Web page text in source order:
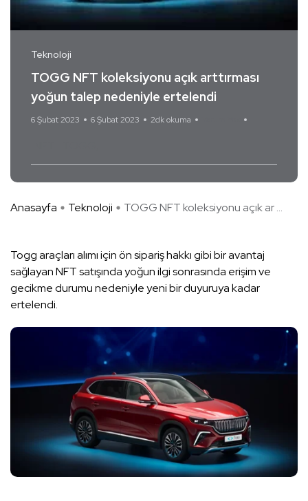
Teknoloji
TOGG NFT koleksiyonu açık arttırması
yoğun talep nedeniyle ertelendi
6 Şubat 2023 6 Şubat 2023 2dk okuma
Anasayfa Teknoloji TOGG NFT koleksiyonu açık ar ...
Togg araçları alımı için ön sipariş hakkı gibi bir avantaj
sağlayan NFT satışında yoğun ilgi sonrasında erişim ve
gecikme durumu nedeniyle yeni bir duyuruya kadar
ertelendi.